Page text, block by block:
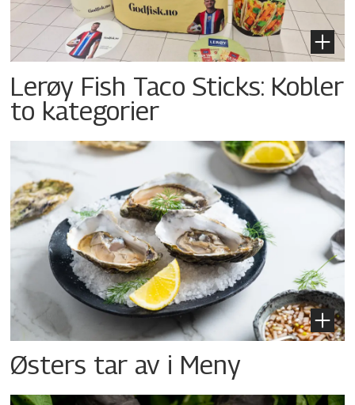
Lerøy Fish Taco Sticks: Kobler
to kategorier
Østers tar av i Meny